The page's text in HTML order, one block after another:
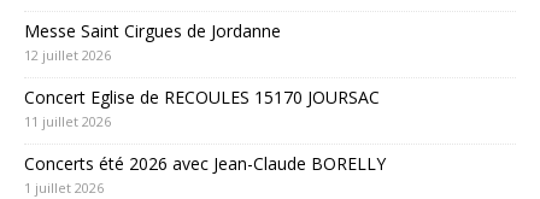
Messe Saint Cirgues de Jordanne
12 juillet 2026
Concert Eglise de RECOULES 15170 JOURSAC
11 juillet 2026
Concerts été 2026 avec Jean-Claude BORELLY
1 juillet 2026